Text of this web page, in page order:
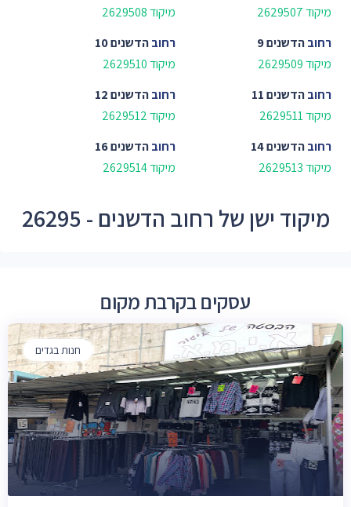
מיקוד 2629507
מיקוד 2629508
רחובהדשנים 9
מיקוד 2629509
רחובהדשנים 10
מיקוד 2629510
רחובהדשנים 11
מיקוד 2629511
רחובהדשנים 12
מיקוד 2629512
רחובהדשנים 14
מיקוד 2629513
רחובהדשנים 16
מיקוד 2629514
מיקוד ישן של רחוב הדשנים - 26295
עסקים בקרבת מקום
חנות בגדים